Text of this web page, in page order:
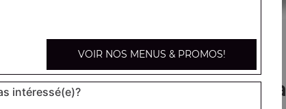
Nos Tartes
VOIR NOS MENUS & PROMOS!
intéressé(e)?